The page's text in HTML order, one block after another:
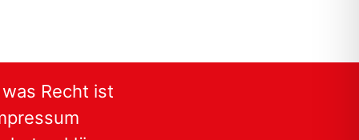
Recht ist